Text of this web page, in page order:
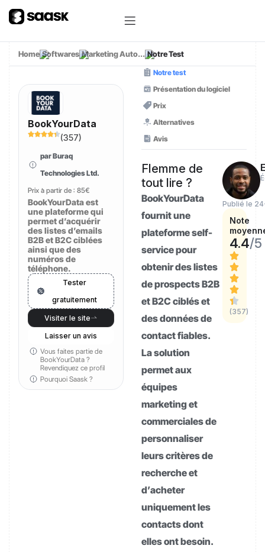
Home Softwares Marketing Auto... Notre Test
BookYourData
(357)
par Buraq
Technologies Ltd.
Prix à partir de : 85€
BookYourData est
une plateforme qui
permet d’acquérir
des listes d’emails
B2B et B2C ciblées
ainsi que des
numéros de
téléphone.
Tester
gratuitement
Visiter le site
Laisser un avis
Vous faites partie de
BookYourData ?
Revendiquez ce profil
Pourquoi Saask ?
Notre test
Présentation du logiciel
Prix
Alternatives
Avis
Flemme de
tout lire ?
BookYourData
fournit une
plateforme self-
service pour
obtenir des listes
de prospects B2B
et B2C ciblés et
des données de
contact fiables.
La solution
permet aux
équipes
marketing et
commerciales de
personnaliser
leurs critères de
recherche et
d’acheter
uniquement les
contacts dont
elles ont besoin.
Publié le
Note
4.4/5
(357)